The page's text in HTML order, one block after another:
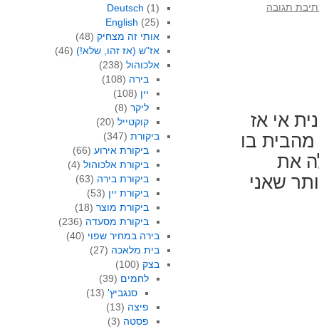
תגובה
אי אז
אותו מהבית בו
את
שאני
Deutsch (1)
English (25)
אותי זה מצחיק(48)
אז"ש (אז זהו, שלא!)(46)
אלכוהול(238)
בירה (108)
יין (108)
ליקר (8)
קוקטייל (20)
ביקורת(347)
ביקורת אירוע (66)
ביקורת אלכוהול (4)
ביקורת בירה (63)
ביקורת יין (53)
ביקורת מוצר (18)
ביקורת מסעדה (236)
בירה במחיר שפוי (40)
בית מלאכה (27)
בצק(100)
לחמים (39)
סנגביץ'(13)
פיצה (13)
פסטה (3)